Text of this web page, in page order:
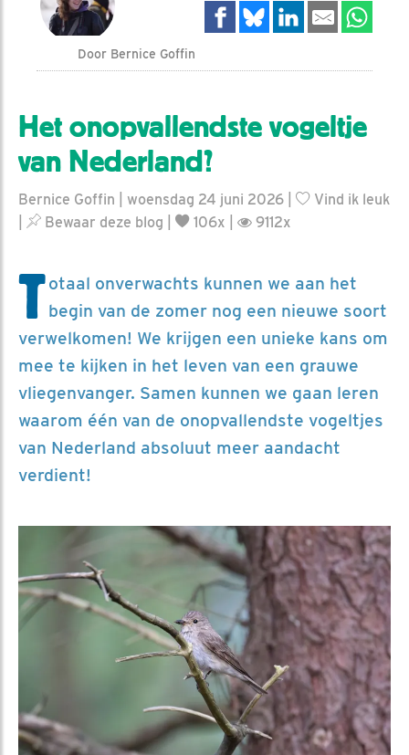
Door Bernice Goffin
Het onopvallendste vogeltje
van Nederland?
Bernice Goffin | woensdag 24 juni 2026 |
Vind ik leuk
Bewaar deze blog 106x | 9112x
Totaal onverwachts kunnen we aan het
begin van de zomer nog een nieuwe soort
verwelkomen! We krijgen een unieke kans om
mee te kijken in het leven van een grauwe
vliegenvanger. Samen kunnen we gaan leren
waarom één van de onopvallendste vogeltjes
van Nederland absoluut meer aandacht
verdient!